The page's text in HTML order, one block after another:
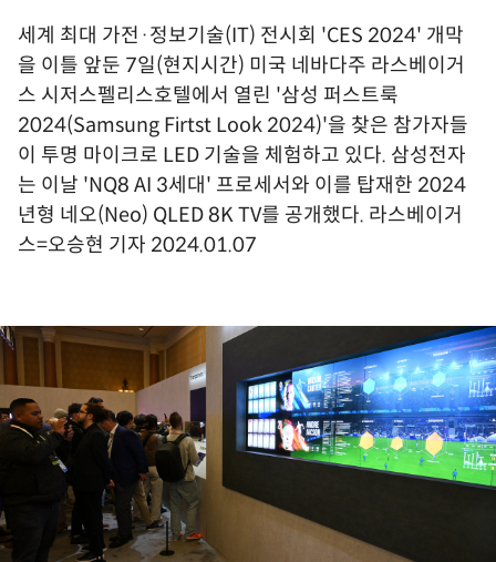
세계 최대 가전·정보기술(IT) 전시회 'CES 2024' 개막
을 이틀 앞둔 7일(현지시간) 미국 네바다주 라스베이거
스 시저스펠리스호텔에서 열린 '삼성 퍼스트룩
2024(Samsung Firtst Look 2024)'을 찾은 참가자들
이 투명 마이크로 LED 기술을 체험하고 있다. 삼성전자
는 이날 'NQ8 AI 3세대' 프로세서와 이를 탑재한 2024
년형 네오(Neo) QLED 8K TV를 공개했다. 라스베이거
스=오승현 기자 2024.01.07